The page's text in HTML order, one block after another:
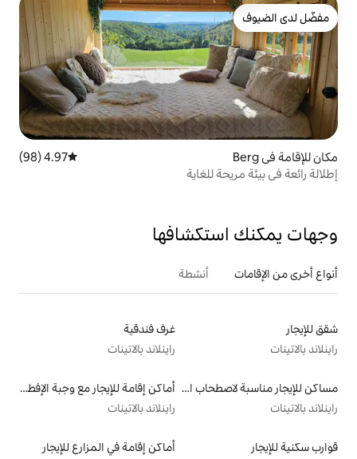
أنشطة
غرف فندقية
راينلاند بالاتينات
مساكن للإيجار مناسبة لاصطحاب الحيوانات الأليفة
أماكن إقامة للإيجار مع وجبة الإفطار
راينلاند بالاتينات
أماكن إقامة في المزارع للإيجار